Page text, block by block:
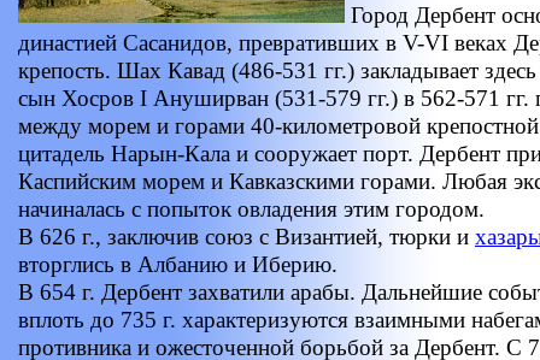
Город Дербент
династией Сасанидов, превративших в V-VI веках
крепость. Шах Кавад (486-531 гг.) закладывает
сын Хосров I Ануширван (531-579 гг.) в 562-571 гг.
между морем и горами 40-километровой
цитадель Нарын-Кала и сооружает порт. Дербент
Каспийским морем и Кавказскими горами. Любая
начиналась с попыток овладения этим городом.
В 626 г., заключив союз с Византией, тюрки и
вторглись в Албанию и Иберию.
В 654 г. Дербент захватили арабы. Дальнейшие
вплоть до 735 г. характеризуются взаимными
противника и ожесточенной борьбой за Дербент. С